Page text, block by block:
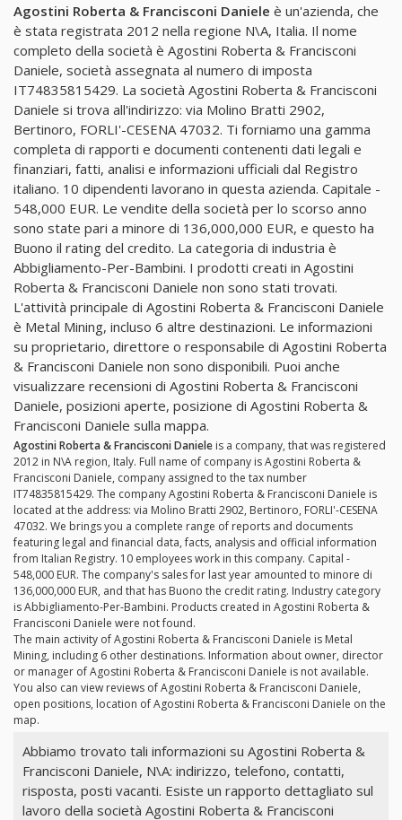
Agostini Roberta & Francisconi Daniele è un'azienda, che
è stata registrata 2012 nella regione N\A, Italia. Il nome
completo della società è Agostini Roberta & Francisconi
Daniele, società assegnata al numero di imposta
IT74835815429. La società Agostini Roberta & Francisconi
Daniele si trova all'indirizzo: via Molino Bratti 2902,
Bertinoro, FORLI'-CESENA 47032. Ti forniamo una gamma
completa di rapporti e documenti contenenti dati legali e
finanziari, fatti, analisi e informazioni ufficiali dal Registro
italiano. 10 dipendenti lavorano in questa azienda. Capitale -
548,000 EUR. Le vendite della società per lo scorso anno
sono state pari a minore di 136,000,000 EUR, e questo ha
Buono il rating del credito. La categoria di industria è
Abbigliamento-Per-Bambini. I prodotti creati in Agostini
Roberta & Francisconi Daniele non sono stati trovati.
L'attività principale di Agostini Roberta & Francisconi Daniele
è Metal Mining, incluso 6 altre destinazioni. Le informazioni
su proprietario, direttore o responsabile di Agostini Roberta
& Francisconi Daniele non sono disponibili. Puoi anche
visualizzare recensioni di Agostini Roberta & Francisconi
Daniele, posizioni aperte, posizione di Agostini Roberta &
Francisconi Daniele sulla mappa.
Agostini Roberta & Francisconi Daniele is a company, that was registered
2012 in N\A region, Italy. Full name of company is Agostini Roberta &
Francisconi Daniele, company assigned to the tax number
IT74835815429. The company Agostini Roberta & Francisconi Daniele is
located at the address: via Molino Bratti 2902, Bertinoro, FORLI'-CESENA
47032. We brings you a complete range of reports and documents
featuring legal and financial data, facts, analysis and official information
from Italian Registry. 10 employees work in this company. Capital -
548,000 EUR. The company's sales for last year amounted to minore di
136,000,000 EUR, and that has Buono the credit rating. Industry category
is Abbigliamento-Per-Bambini. Products created in Agostini Roberta &
Francisconi Daniele were not found.
The main activity of Agostini Roberta & Francisconi Daniele is Metal
Mining, including 6 other destinations. Information about owner, director
or manager of Agostini Roberta & Francisconi Daniele is not available.
You also can view reviews of Agostini Roberta & Francisconi Daniele,
open positions, location of Agostini Roberta & Francisconi Daniele on the
map.
Abbiamo trovato tali informazioni su Agostini Roberta &
Francisconi Daniele, N\A: indirizzo, telefono, contatti,
risposta, posti vacanti. Esiste un rapporto dettagliato sul
lavoro della società Agostini Roberta & Francisconi